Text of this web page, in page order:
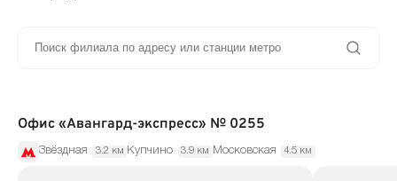
Офис «Авангард-экспресс» № 0255
Звёздная 3.2 км Купчино 3.9 км Московская 4.5 км